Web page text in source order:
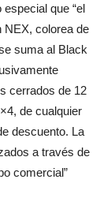
que “el
NEX, colorea de
suma al Black
cerrados de 12
de cualquier
descuento. La
a través de
comercial”